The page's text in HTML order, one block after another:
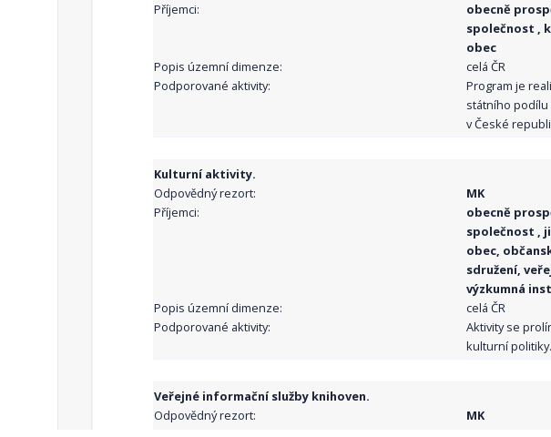
Příjemci:
obecně
společnost ,
obec
Popis územní dimenze:
celá ČR
Podporované aktivity:
Program je
státního
v České
Kulturní aktivity.
Odpovědný rezort:
MK
Příjemci:
obecně
společnost ,
obec,
sdružení,
výzkumná
Popis územní dimenze:
celá ČR
Podporované aktivity:
Aktivity se
kulturní politiky.
Veřejné informační služby knihoven.
Odpovědný rezort:
MK